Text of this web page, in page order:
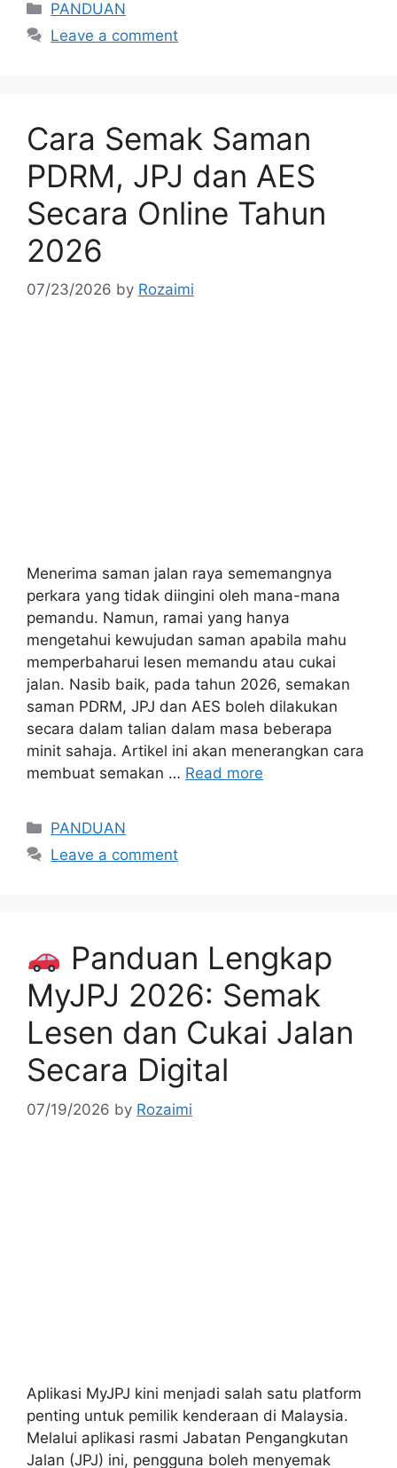
Categories
PANDUAN
Leave a comment
Cara Semak Saman
PDRM, JPJ dan AES
Secara Online Tahun
2026
07/23/2026 by Rozaimi
Menerima saman jalan raya sememangnya
perkara yang tidak diingini oleh mana-mana
pemandu. Namun, ramai yang hanya
mengetahui kewujudan saman apabila mahu
memperbaharui lesen memandu atau cukai
jalan. Nasib baik, pada tahun 2026, semakan
saman PDRM, JPJ dan AES boleh dilakukan
secara dalam talian dalam masa beberapa
minit sahaja. Artikel ini akan menerangkan cara
membuat semakan … Read more
Categories
PANDUAN
Leave a comment
Panduan Lengkap
MyJPJ 2026: Semak
Lesen dan Cukai Jalan
Secara Digital
07/19/2026 by Rozaimi
Aplikasi MyJPJ kini menjadi salah satu platform
penting untuk pemilik kenderaan di Malaysia.
Melalui aplikasi rasmi Jabatan Pengangkutan
Jalan (JPJ) ini, pengguna boleh menyemak